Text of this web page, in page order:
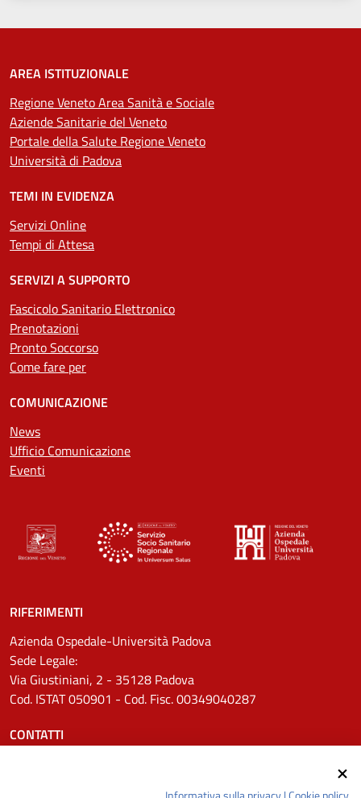
AREA ISTITUZIONALE
Regione Veneto Area Sanità e Sociale
Aziende Sanitarie del Veneto
Portale della Salute Regione Veneto
Università di Padova
TEMI IN EVIDENZA
Servizi Online
Tempi di Attesa
SERVIZI A SUPPORTO
Fascicolo Sanitario Elettronico
Prenotazioni
Pronto Soccorso
Come fare per
COMUNICAZIONE
News
Ufficio Comunicazione
Eventi
RIFERIMENTI
Azienda Ospedale-Università Padova
Sede Legale:
Via Giustiniani, 2 - 35128 Padova
Cod. ISTAT 050901 - Cod. Fisc. 00349040287
CONTATTI